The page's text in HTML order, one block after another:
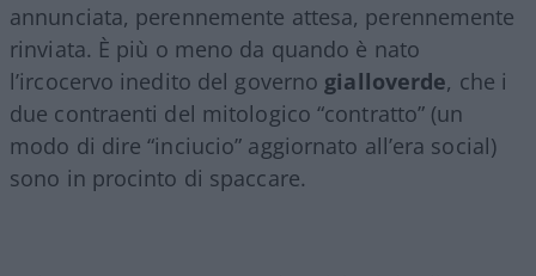
annunciata, perennemente attesa, perennemente
rinviata. È più o meno da quando è nato
l’ircocervo inedito del governo gialloverde, che i
due contraenti del mitologico “contratto” (un
modo di dire “inciucio” aggiornato all’era social)
sono in procinto di spaccare.